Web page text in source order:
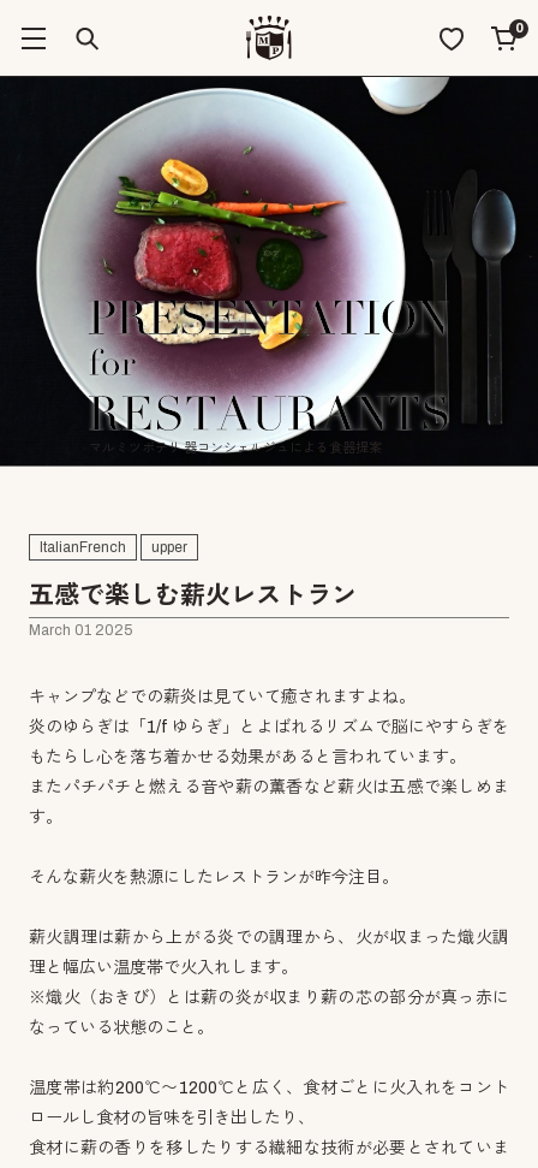
0
マルミツポテリ 器コンシェルジュによる食器提案
ItalianFrench upper
五感で楽しむ薪火レストラン
March 01 2025
キャンプなどでの薪炎は見ていて癒されますよね。
炎のゆらぎは「1/f ゆらぎ」とよばれるリズムで脳にやすらぎを
もたらし心を落ち着かせる効果があると言われています。
またパチパチと燃える音や薪の薫香など薪火は五感で楽しめま
す。
そんな薪火を熱源にしたレストランが昨今注目。
薪火調理は薪から上がる炎での調理から、火が収まった熾火調
理と幅広い温度帯で火入れします。
※熾火（おきび）とは薪の炎が収まり薪の芯の部分が真っ赤に
なっている状態のこと。
温度帯は約200℃〜1200℃と広く、食材ごとに火入れをコント
ロールし食材の旨味を引き出したり、
食材に薪の香りを移したりする繊細な技術が必要とされていま